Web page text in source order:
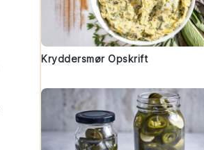
Kryddersmør Opskrift